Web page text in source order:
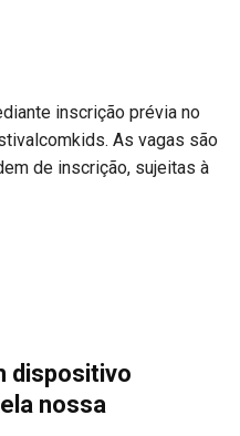
inscrição prévia no
As vagas são
de inscrição, sujeitas à
dispositivo
nossa